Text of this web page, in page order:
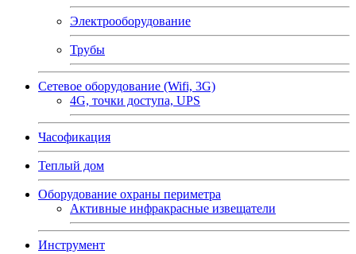
Электрооборудование
Трубы
Сетевое оборудование (Wifi, 3G)
4G, точки доступа, UPS
Часофикация
Теплый дом
Оборудование охраны периметра
Активные инфракрасные извещатели
Инструмент